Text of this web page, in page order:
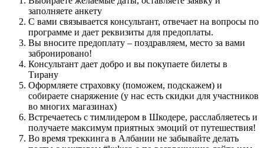
заполняете анкету
С вами связывается консультант, отвечает на вопросы по
программе и дает реквизиты для предоплаты.
Вы вносите предоплату – поздравляем, место за вами
забронировано!
Консультант дает добро и вы покупаете билеты в
Тирану
Оформляете страховку (поможем, подскажем) и
собираете снаряжение (у нас есть скидки для участников
во многих магазинах)
Встречаетесь с тимлидером в Шкодере, расслабляетесь и
получаете максимум приятных эмоций от путешествия!
Во время треккинга в Албании не забывайте делать